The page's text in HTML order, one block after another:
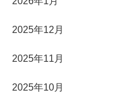
2025年12月
2025年11月
2025年10月